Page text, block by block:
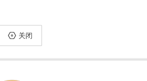
关闭